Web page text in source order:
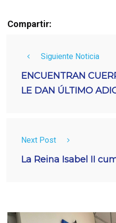
Compartir:
Siguiente Noticia
ENCUENTRAN
LE DAN ÚLTIMO
Next Post
La Reina Isabel II